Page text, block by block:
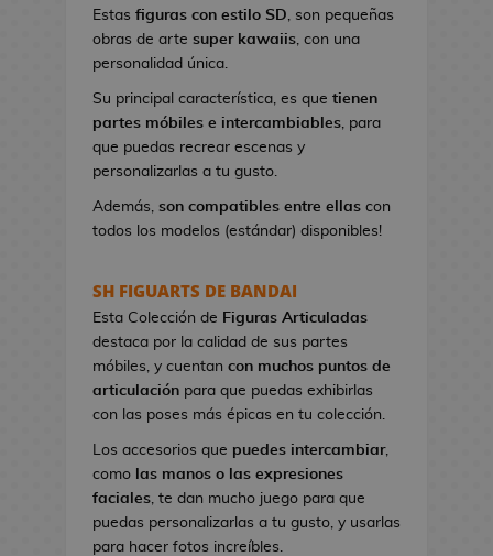
s
d
e
i
d
e
o
j
u
o
s
P
i
n
e
s
d
e
V
Estas figuras con estilo SD, son pequeñas
obras de arte super kawaiis, con una
personalidad única.
Su principal característica, es que tienen
partes móbiles e intercambiables, para
que puedas recrear escenas y
personalizarlas a tu gusto.
Además, son compatibles entre ellas con
todos los modelos (estándar) disponibles!
SH FIGUARTS DE BANDAI
Esta Colección de Figuras Articuladas
destaca por la calidad de sus partes
móbiles, y cuentan con muchos puntos de
articulación para que puedas exhibirlas
con las poses más épicas en tu colección.
Los accesorios que puedes intercambiar,
como las manos o las expresiones
faciales, te dan mucho juego para que
puedas personalizarlas a tu gusto, y usarlas
para hacer fotos increíbles.